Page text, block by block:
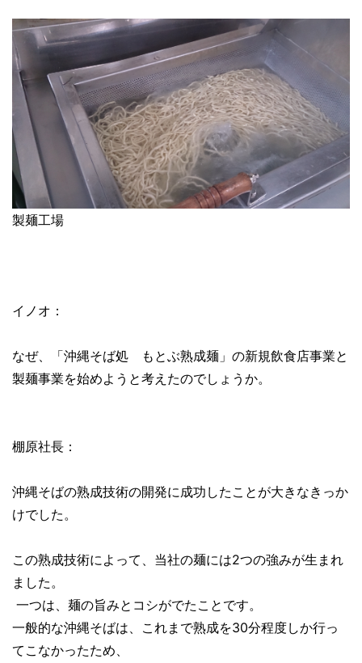
製麺工場
イノオ：
なぜ、「沖縄そば処 もとぶ熟成麺」の新規飲食店事業と
製麺事業を始めようと考えたのでしょうか。
棚原社長：
沖縄そばの熟成技術の開発に成功したことが大きなきっか
けでした。
この熟成技術によって、当社の麺には2つの強みが生まれ
ました。
一つは、麺の旨みとコシがでたことです。
一般的な沖縄そばは、これまで熟成を30分程度しか行っ
てこなかったため、